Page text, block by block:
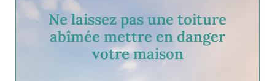
Ne laissez pas une toiture
abîmée mettre en danger
votre maison